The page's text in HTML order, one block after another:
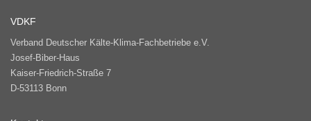
VDKF
Verband Deutscher Kälte-Klima-Fachbetriebe e.V.
Josef-Biber-Haus
Kaiser-Friedrich-Straße 7
D-53113 Bonn